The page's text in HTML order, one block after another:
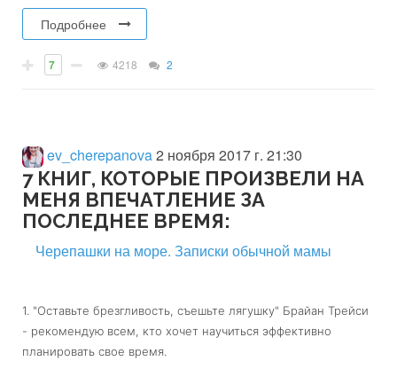
Подробнее
7 4218 2
ev_cherepanova2 ноября 2017 г. 21:30
7 КНИГ, КОТОРЫЕ ПРОИЗВЕЛИ НА
МЕНЯ ВПЕЧАТЛЕНИЕ ЗА
ПОСЛЕДНЕЕ ВРЕМЯ:
Черепашки на море. Записки обычной мамы
1. "Оставьте брезгливость, съешьте лягушку" Брайан Трейси
- рекомендую всем, кто хочет научиться эффективно
планировать свое время.